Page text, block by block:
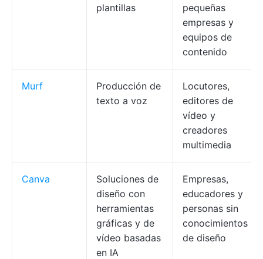
plantillas
pequeñas
empresas y
equipos de
contenido
Murf
Producción de
texto a voz
Locutores,
editores de
vídeo y
creadores
multimedia
Canva
Soluciones de
diseño con
herramientas
gráficas y de
vídeo basadas
en IA
Empresas,
educadores y
personas sin
conocimientos
de diseño